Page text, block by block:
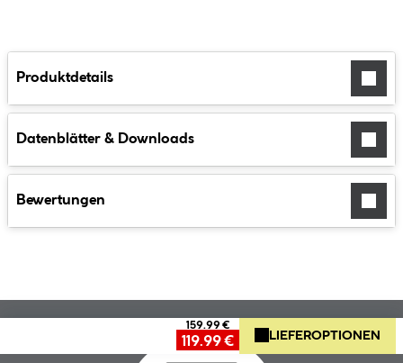
Produktdetails
Datenblätter & Downloads
Bewertungen
159.99 €
119.99 € LIEFEROPTIONEN